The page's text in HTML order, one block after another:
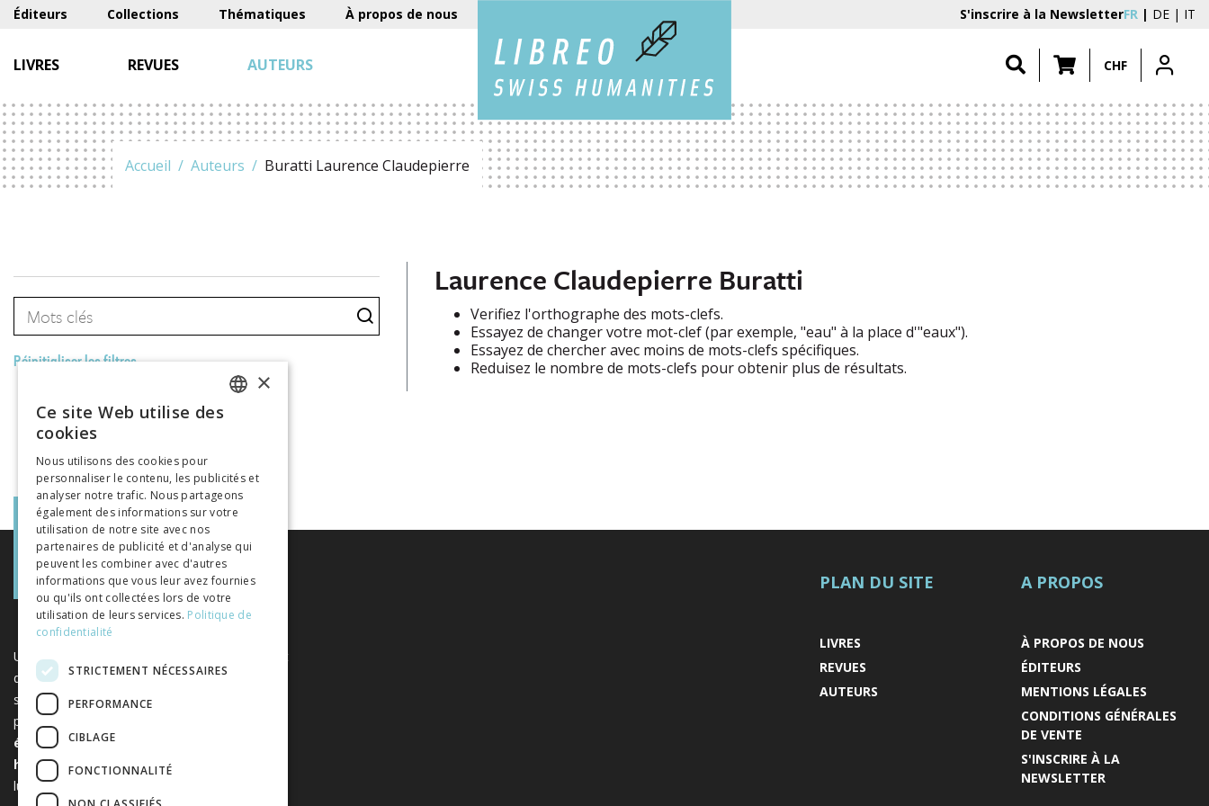
Éditeurs Collections Thématiques À propos de nous S'inscrire à la NewsletterFR DE IT
LIVRES REVUES AUTEURS CHF
Accueil Auteurs Buratti Laurence Claudepierre
Réinitialiser les filtres
Laurence Claudepierre Buratti
Verifiez l'orthographe des mots-clefs.
Essayez de changer votre mot-clef (par exemple, "eau" à la place d'"eaux").
Essayez de chercher avec moins de mots-clefs spécifiques.
Reduisez le nombre de mots-clefs pour obtenir plus de résultats.
Une plateforme unique regroupant des livres et
des revues publiés par les éditeurs suisses de
sciences humaines et sociales. Libreo.ch est la
propriété de l'
éditeurs de sciences sociales et
humaines. Elle est sans but
lucratif.
PLAN DU SITE
LIVRES
REVUES
AUTEURS
A PROPOS
À PROPOS DE NOUS
ÉDITEURS
MENTIONS LÉGALES
CONDITIONS GÉNÉRALES
DE VENTE
S'INSCRIRE À LA
NEWSLETTER
ITALIAN
×
Ce site Web utilise des
cookies
Nous utilisons des cookies pour
personnaliser le contenu, les publicités et
analyser notre trafic. Nous partageons
également des informations sur votre
utilisation de notre site avec nos
partenaires de publicité et d'analyse qui
peuvent les combiner avec d'autres
informations que vous leur avez fournies
ou qu'ils ont collectées lors de votre
utilisation de leurs services. Politique de
confidentialité
STRICTEMENT NÉCESSAIRES
PERFORMANCE
CIBLAGE
FONCTIONNALITÉ